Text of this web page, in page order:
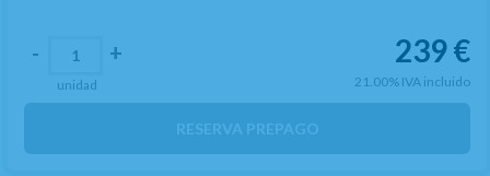
239€
21.00% IVA incluido
- +
unidad
RESERVA PREPAGO